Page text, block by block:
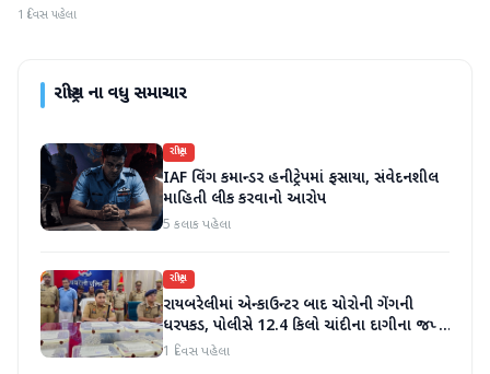
1 દિવસ પહેલા
રાષ્ટ્રીયના વધુ સમાચાર
રાષ્ટ્રીય
IAF વિંગ કમાન્ડર હનીટ્રેપમાં ફસાયા, સંવેદનશીલ
માહિતી લીક કરવાનો આરોપ
5 કલાક પહેલા
રાષ્ટ્રીય
રાયબરેલીમાં એન્કાઉન્ટર બાદ ચોરોની ગેંગની
ધરપકડ, પોલીસે 12.4 કિલો ચાંદીના દાગીના જપ્ત
કર્યા
1 દિવસ પહેલા